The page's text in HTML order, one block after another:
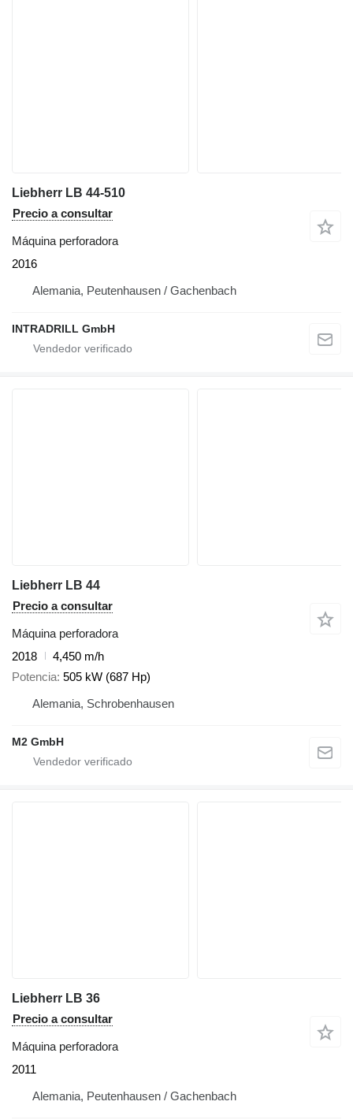
Liebherr LB 44-510
Precio a consultar
Máquina perforadora
2016
Alemania, Peutenhausen / Gachenbach
INTRADRILL GmbH
Liebherr LB 44
Precio a consultar
Máquina perforadora
2018
4,450 m/h
Potencia 505 kW (687 Hp)
Alemania, Schrobenhausen
M2 GmbH
Liebherr LB 36
Precio a consultar
Máquina perforadora
2011
Alemania, Peutenhausen / Gachenbach